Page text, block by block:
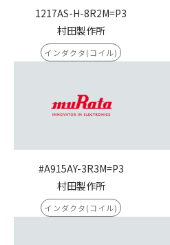
1217AS-H-8R2M=P3
村田製作所
インダクタ(コイル)
#A915AY-3R3M=P3
村田製作所
インダクタ(コイル)